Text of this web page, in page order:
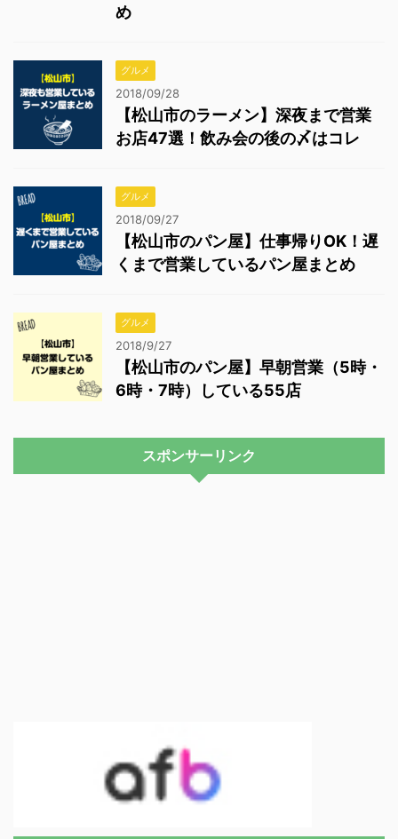
め
グルメ
2018/09/28
【松山市のラーメン】深夜まで営業
お店47選！飲み会の後の〆はコレ
グルメ
2018/09/27
【松山市のパン屋】仕事帰りOK！遅
くまで営業しているパン屋まとめ
グルメ
2018/9/27
【松山市のパン屋】早朝営業（5時・
6時・7時）している55店
スポンサーリンク